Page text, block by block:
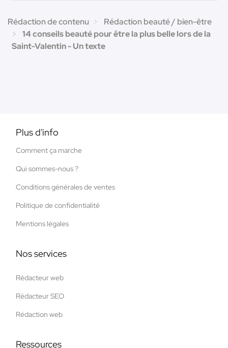
Rédaction de contenu
Rédaction beauté / bien-être
14 conseils beauté pour être la plus belle lors de la
Saint-Valentin - Un texte
Plus d'info
Comment ça marche
Qui sommes-nous ?
Conditions générales de ventes
Politique de confidentialité
Mentions légales
Nos services
Rédacteur web
Rédacteur SEO
Rédaction web
Ressources